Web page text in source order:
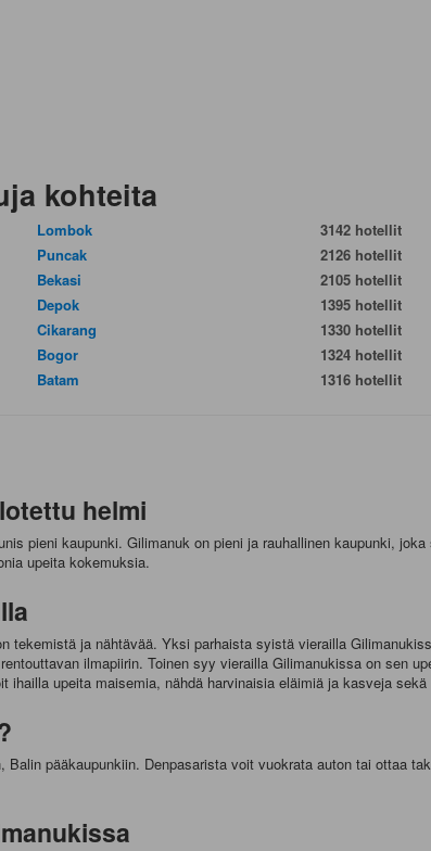
kohteita
Lombok
3142 hotellit
Puncak
2126 hotellit
Bekasi
2105 hotellit
Depok
1395 hotellit
Cikarang
1330 hotellit
Bogor
1324 hotellit
Batam
1316 hotellit
helmi
pieni kaupunki. Gilimanuk on pieni ja rauhallinen kaupunki,
upeita kokemuksia.
tekemistä ja nähtävää. Yksi parhaista syistä vierailla
ilmapiirin. Toinen syy vierailla Gilimanukissa on sen
upeita maisemia, nähdä harvinaisia eläimiä ja kasveja
pääkaupunkiin. Denpasarista voit vuokrata auton tai ottaa